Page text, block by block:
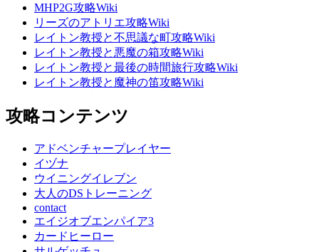
MHP2G攻略Wiki
リーズのアトリエ攻略Wiki
レイトン教授と不思議な町攻略Wiki
レイトン教授と悪魔の箱攻略Wiki
レイトン教授と最後の時間旅行攻略Wiki
レイトン教授と魔神の笛攻略Wiki
攻略コンテンツ
アドベンチャープレイヤー
イヅナ
ウイニングイレブン
大人のDSトレーニング
contact
エイジオブエンパイア3
カードヒーロー